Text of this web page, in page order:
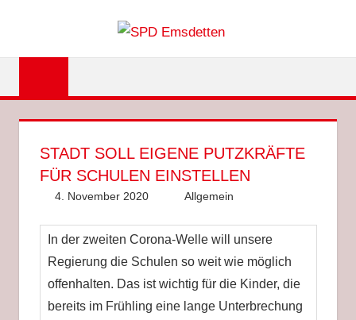
springen
STADT SOLL EIGENE PUTZKRÄFTE
FÜR SCHULEN EINSTELLEN
4. November 2020 Anke Hackethal
Allgemein
In der zweiten Corona-Welle will unsere
Regierung die Schulen so weit wie möglich
offenhalten. Das ist wichtig für die Kinder, die
bereits im Frühling eine lange Unterbrechung